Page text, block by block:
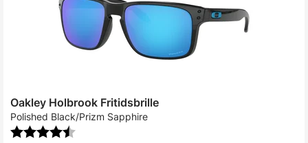
Oakley Holbrook Fritidsbrille
Polished Black/Prizm Sapphire
Karakter: